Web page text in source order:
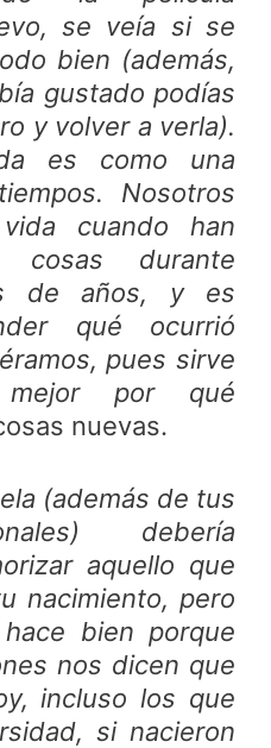
se veía si se
bien (además,
gustado podías
y volver a verla).
es como una
Nosotros
cuando han
cosas durante
de años, y es
qué ocurrió
pues sirve
mejor por qué
nuevas.
(además de tus
debería
aquello que
nacimiento, pero
bien porque
nos dicen que
incluso los que
si nacieron